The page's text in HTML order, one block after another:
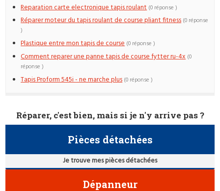
Reparation carte electronique tapis roulant (0 réponse )
Réparer moteur du tapis roulant de course pliant fitness (0 réponse
)
Plastique entre mon tapis de course (0 réponse )
Comment reparer une panne tapis de course fytter ru-4x (0
réponse )
Tapis Proform 545i - ne marche plus (0 réponse )
Réparer, c'est bien, mais si je n'y arrive pas ?
Pièces détachées
Je trouve mes pièces détachées
Dépanneur